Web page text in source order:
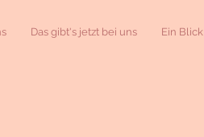
Das gibt's jetzt bei uns Ein